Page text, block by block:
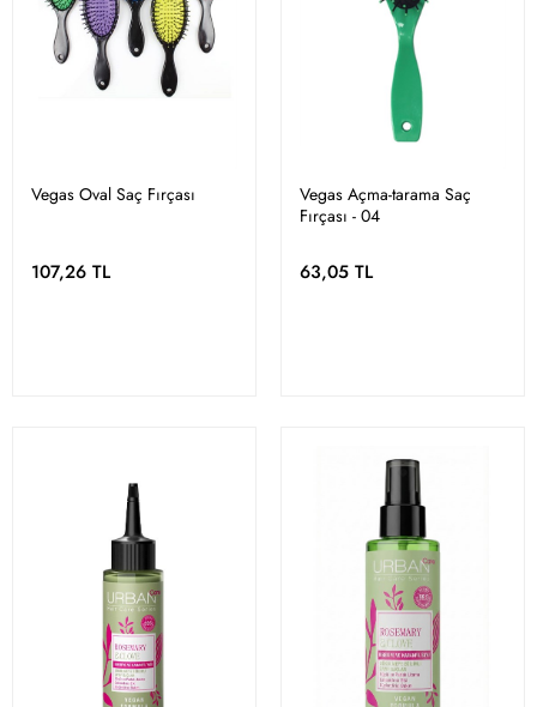
Vegas Oval Saç Fırçası
107,26 TL
Vegas Açma-tarama Saç
Fırçası - 04
63,05 TL